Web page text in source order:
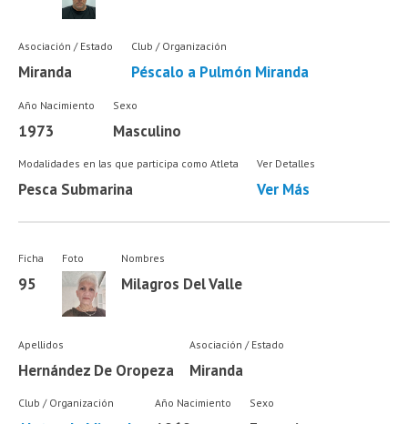
Asociación / Estado
Miranda
Club / Organización
Péscalo a Pulmón Miranda
Año Nacimiento
1973
Sexo
Masculino
Modalidades en las que participa como Atleta
Pesca Submarina
Ver Detalles
Ver Más
Ficha
95
Foto Nombres
Milagros Del Valle
Apellidos
Hernández De Oropeza
Asociación / Estado
Miranda
Club / Organización Año Nacimiento Sexo